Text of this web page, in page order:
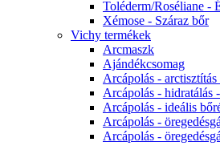
Toléderm/Roséliane -
Xémose - Száraz bőr
Vichy termékek
Arcmaszk
Ajándékcsomag
Arcápolás -
Arcápolás - hidratálás
Arcápolás - ideális
Arcápolás -
Arcápolás -